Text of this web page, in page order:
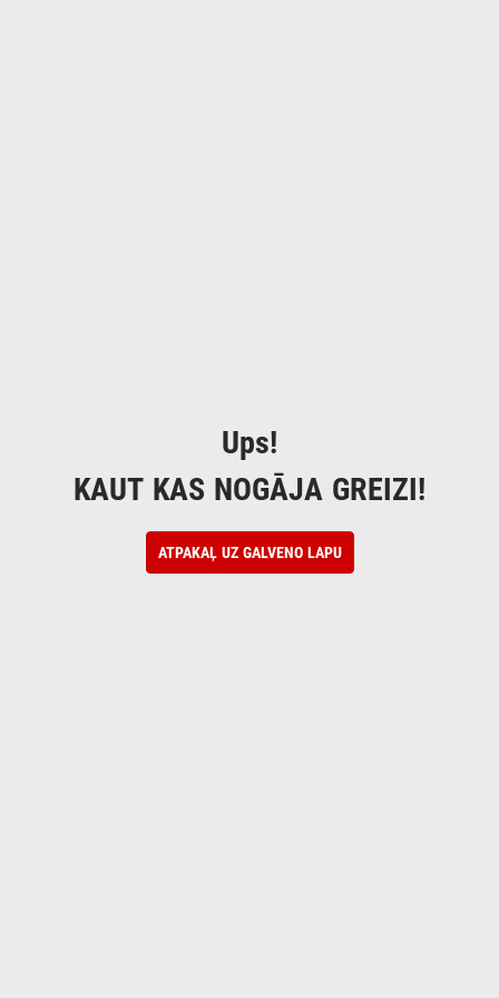
Ups!
KAUT KAS NOGĀJA GREIZI!
ATPAKAĻ UZ GALVENO LAPU